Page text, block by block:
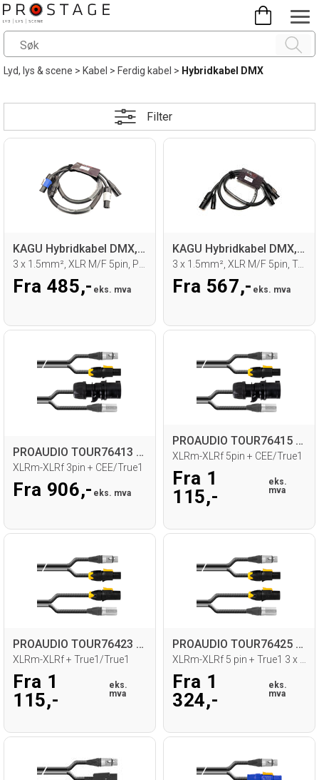
Lyd, lys & scene>Kabel >Ferdig kabel > Hybridkabel DMX
Filter
KAGU Hybridkabel DMX, XLR/Powercon
Fra 485,- eks. mva
KAGU Hybridkabel DMX, XLR/True1
3 x 1.5mm², XLR M/F 5pin, True1 M/F
Fra 567,- eks. mva
PROAUDIO TOUR76413 Kombikabel
XLRm-XLRf 3pin + CEE/True1
Fra 906,- eks. mva
PROAUDIO TOUR76415 Kombikabel
XLRm-XLRf 5pin + CEE/True1
Fra 1
115,-
eks.
mva
PROAUDIO TOUR76423 Kombikabel
XLRm-XLRf + True1/True1
Fra 1
115,-
eks.
mva
PROAUDIO TOUR76425 Kombikabel
Fra 1
324,-
eks.
mva